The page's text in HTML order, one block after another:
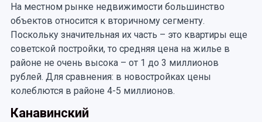
На местном рынке недвижимости большинство
объектов относится к вторичному сегменту.
Поскольку значительная их часть – это квартиры еще
советской постройки, то средняя цена на жилье в
районе не очень высока – от 1 до 3 миллионов
рублей. Для сравнения: в новостройках цены
колеблются в районе 4-5 миллионов.
Канавинский